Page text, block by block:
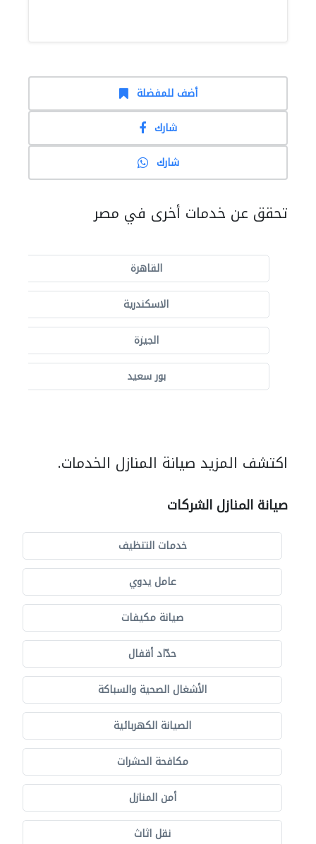
أضف للمفضلة
شارك
شارك
تحقق عن خدمات أخرى في مصر
القاهرة
الاسكندرية
الجيزة
بور سعيد
اكتشف المزيد صيانة المنازل الخدمات.
صيانة المنازل الشركات
خدمات التنظيف
عامل يدوي
صيانة مكيفات
حدّاد أقفال
الأشغال الصحية والسباكة
الصيانة الكهربائية
مكافحة الحشرات
أمن المنازل
نقل اثاث